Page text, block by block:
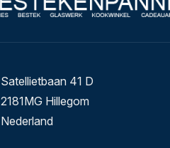
Satellietbaan 41 D
2181MG Hillegom
Nederland